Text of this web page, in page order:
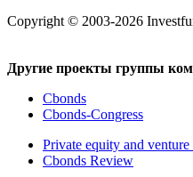
Copyright © 2003-2026
Другие проекты группы
Cbonds
Cbonds-Congress
Private equity and venture
Cbonds Review